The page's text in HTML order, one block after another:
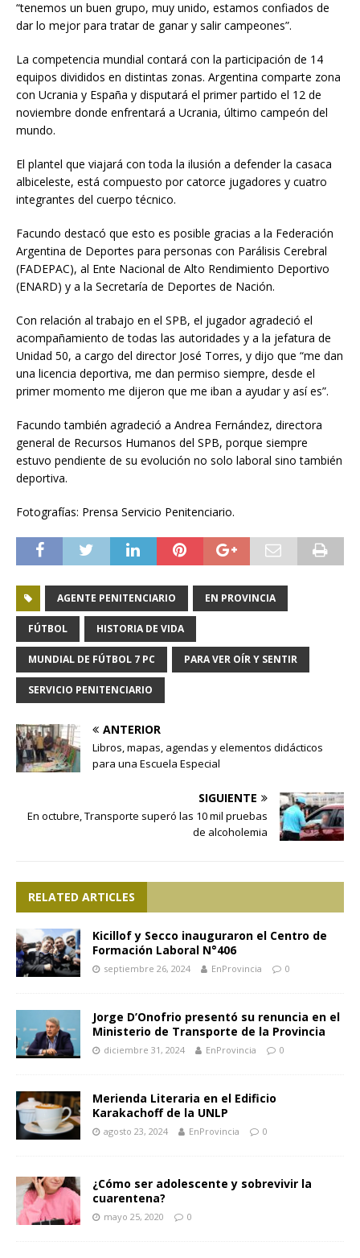
“tenemos un buen grupo, muy unido, estamos confiados de
dar lo mejor para tratar de ganar y salir campeones”.
La competencia mundial contará con la participación de 14
equipos divididos en distintas zonas. Argentina comparte zona
con Ucrania y España y disputará el primer partido el 12 de
noviembre donde enfrentará a Ucrania, último campeón del
mundo.
El plantel que viajará con toda la ilusión a defender la casaca
albiceleste, está compuesto por catorce jugadores y cuatro
integrantes del cuerpo técnico.
Facundo destacó que esto es posible gracias a la Federación
Argentina de Deportes para personas con Parálisis Cerebral
(FADEPAC), al Ente Nacional de Alto Rendimiento Deportivo
(ENARD) y a la Secretaría de Deportes de Nación.
Con relación al trabajo en el SPB, el jugador agradeció el
acompañamiento de todas las autoridades y a la jefatura de
Unidad 50, a cargo del director José Torres, y dijo que “me dan
una licencia deportiva, me dan permiso siempre, desde el
primer momento me dijeron que me iban a ayudar y así es”.
Facundo también agradeció a Andrea Fernández, directora
general de Recursos Humanos del SPB, porque siempre
estuvo pendiente de su evolución no solo laboral sino también
deportiva.
Fotografías: Prensa Servicio Penitenciario.
AGENTE PENITENCIARIO EN PROVINCIA
FÚTBOL HISTORIA DE VIDA
MUNDIAL DE FÚTBOL 7 PC PARA VER OÍR Y SENTIR
SERVICIO PENITENCIARIO
ANTERIOR
Libros, mapas, agendas y elementos didácticos
para una Escuela Especial
SIGUIENTE
En octubre, Transporte superó las 10 mil pruebas
de alcoholemia
RELATED ARTICLES
Kicillof y Secco inauguraron el Centro de
Formación Laboral N°406
septiembre 26, 2024 EnProvincia 0
Jorge D’Onofrio presentó su renuncia en el
Ministerio de Transporte de la Provincia
diciembre 31, 2024 EnProvincia 0
Merienda Literaria en el Edificio
Karakachoff de la UNLP
agosto 23, 2024 EnProvincia 0
¿Cómo ser adolescente y sobrevivir la
cuarentena?
mayo 25, 2020 0